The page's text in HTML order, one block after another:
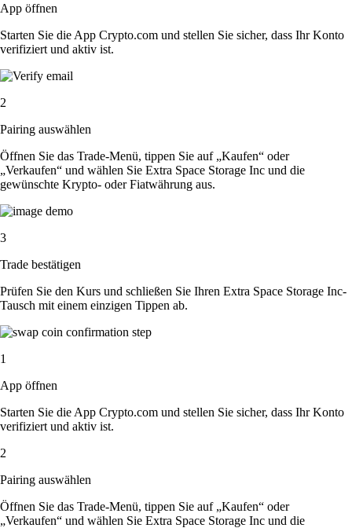
App öffnen
Starten Sie die App Crypto.com und stellen Sie sicher, dass Ihr Konto
verifiziert und aktiv ist.
2
Pairing auswählen
Öffnen Sie das Trade-Menü, tippen Sie auf „Kaufen“ oder
„Verkaufen“ und wählen Sie Extra Space Storage Inc und die
gewünschte Krypto- oder Fiatwährung aus.
3
Trade bestätigen
Prüfen Sie den Kurs und schließen Sie Ihren Extra Space Storage Inc-
Tausch mit einem einzigen Tippen ab.
1
App öffnen
Starten Sie die App Crypto.com und stellen Sie sicher, dass Ihr Konto
verifiziert und aktiv ist.
2
Pairing auswählen
Öffnen Sie das Trade-Menü, tippen Sie auf „Kaufen“ oder
„Verkaufen“ und wählen Sie Extra Space Storage Inc und die